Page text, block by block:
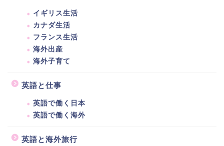
イギリス生活
カナダ生活
フランス生活
海外出産
海外子育て
英語と仕事
英語で働く日本
英語で働く海外
英語と海外旅行